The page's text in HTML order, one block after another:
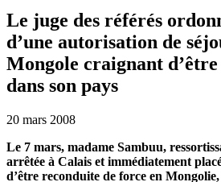
Le juge des référés
d’une autorisation de
Mongole craignant
dans son pays
20 mars 2008
Le 7 mars, madame Sambuu,
arrêtée à Calais et immédiatement
d’être reconduite de force en